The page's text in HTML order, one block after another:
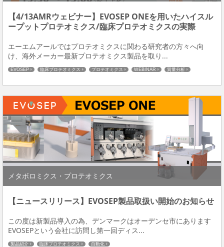
【4/13AMRウェビナー】EVOSEP ONEを用いたハイスル
ープットプロテオミクス/臨床プロテオミクスの実際
エーエムアールではプロテオミクスに関わる研究者の方々へ向
け、海外メーカー最新プロテオミクス製品を取り...
EVOSEP 臨床プロテオミクス プロテオミクス WEBINAR 質量分析
メタボロミクス・プロテオミクス
【ニュースリリース】EVOSEP製品取扱い開始のお知らせ
この度は新製品導入の為、デンマークはオーデンセ市にあります
EVOSEPという会社に訪問し第一回ディス...
製品紹介 臨床プロテオミクス 自動化